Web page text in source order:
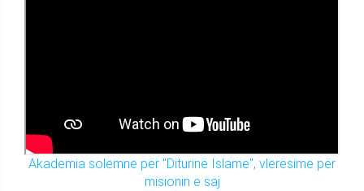
Akademia solemne për "Diturinë Islame", vlerësime për
misionin e saj